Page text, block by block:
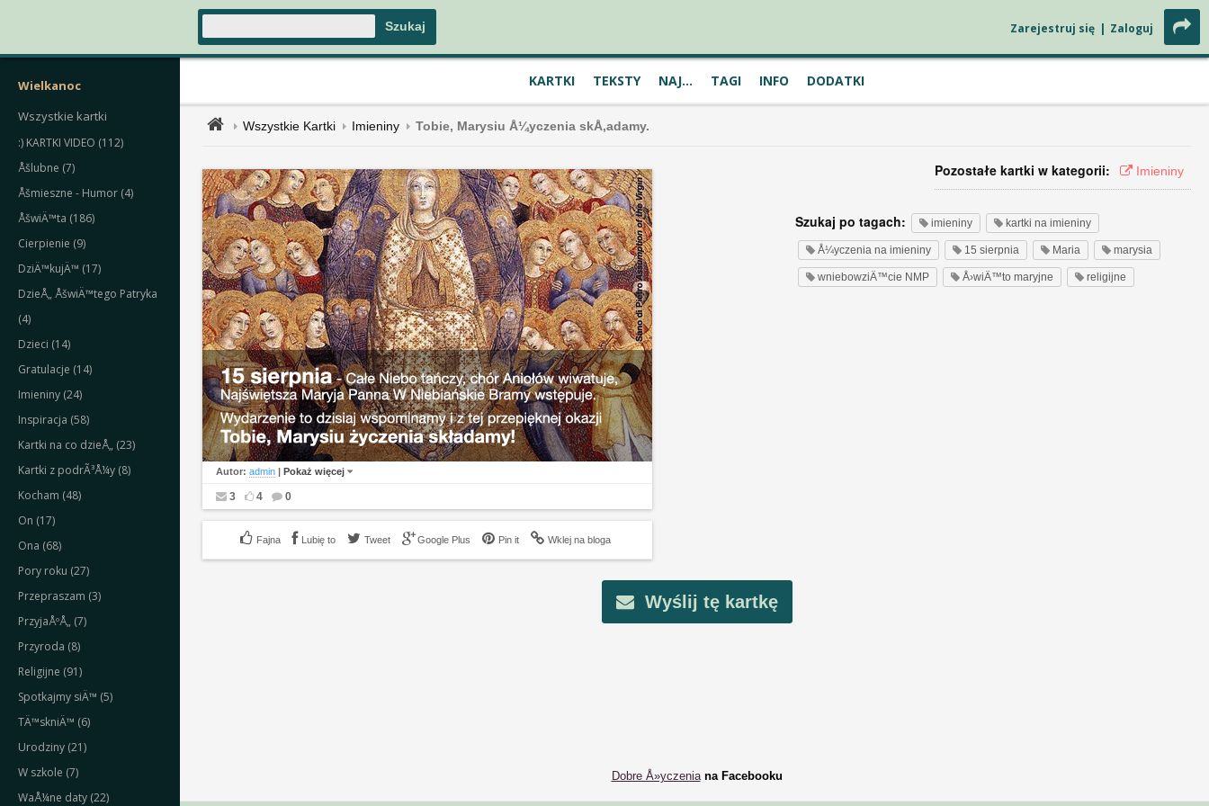
Zarejestruj się | Zaloguj
KARTKI TEKSTY NAJ... TAGI INFO DODATKI
Wielkanoc
Wszystkie kartki
:) KARTKI VIDEO (112)
Åšlubne (7)
Åšmieszne - Humor (4)
ÅšwiÄ™ta (186)
Cierpienie (9)
DziÄ™kujÄ™ (17)
DzieÅ„ ÅšwiÄ™tego Patryka
(4)
Dzieci (14)
Gratulacje (14)
Imieniny (24)
Inspiracja (58)
Kartki na co dzieÅ„ (23)
Kartki z podrÃ³Å¼y (8)
Kocham (48)
On (17)
Ona (68)
Pory roku (27)
Przepraszam (3)
PrzyjaÅºÅ„ (7)
Przyroda (8)
Religijne (91)
Spotkajmy siÄ™ (5)
TÄ™skniÄ™ (6)
Urodziny (21)
W szkole (7)
WaÅ¼ne daty (22)
Wszystkie Kartki Imieniny Tobie, Marysiu Å¼yczenia skÅ‚adamy.
Pozostałe kartki w kategorii: Imieniny
Szukaj po tagach: imieniny kartki na imieniny
Å¼yczenia na imieniny 15 sierpnia Maria marysia
wniebowziÄ™cie NMP Å›wiÄ™to maryjne religijne
Autor: admin | Pokaż więcej
3 4 0
Lubię to Tweet Google Plus Pin it Wklej na bloga
Wyślij tę kartkę
Dobre Å»yczeniana Facebooku